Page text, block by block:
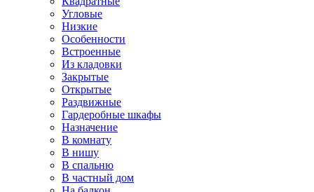
Угловые
Низкие
Особенности
Встроенные
Из кладовки
Закрытые
Открытые
Раздвижные
Гардеробные шкафы
Назначение
В комнату
В нишу
В спальню
В частный дом